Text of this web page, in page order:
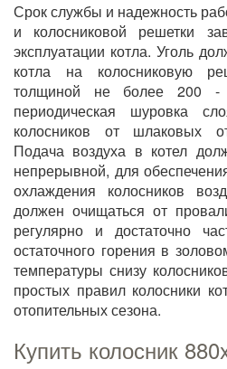
Срок службы и надежность
и колосниковой решетки
эксплуатации котла. Уголь
котла на колосниковую
толщиной не более 200 -
периодическая шуровка
колосников от шлаковых
Подача воздуха в котел
непрерывной, для
охлаждения колосников
должен очищаться от
регулярно и достаточно
остаточного горения в
температуры снизу
простых правил колосники
отопительных сезона.
Купить колосник